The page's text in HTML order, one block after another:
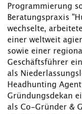
Programmierung
Beratungspraxis
wechselte,
einer weltweit
sowie einer
Geschäftsführer
als
Headhunting
Gründungsdekan
als Co-Gründer &